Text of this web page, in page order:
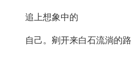
追上想象中的
自己。剜开来白石流淌的